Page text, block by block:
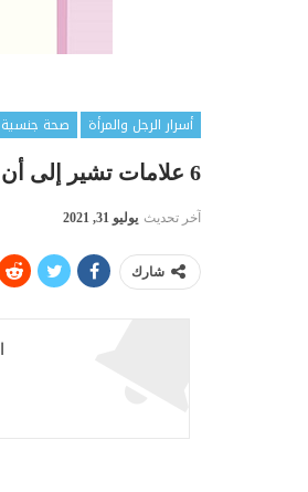
أسرار الرجل والمرأة
صحة جنسية
6 علامات تشير إلى أن أعضاءك الحميمة في حالة صحية سيئة
آخر تحديث يوليو 31, 2021
شارك